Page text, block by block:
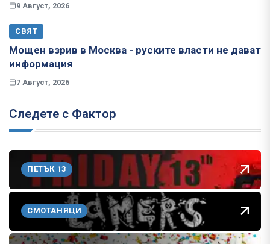
9 Август, 2026
СВЯТ
Мощен взрив в Москва - руските власти не дават
информация
7 Август, 2026
Следете с Фактор
ПЕТЪК 13
СМОТАНЯЦИ